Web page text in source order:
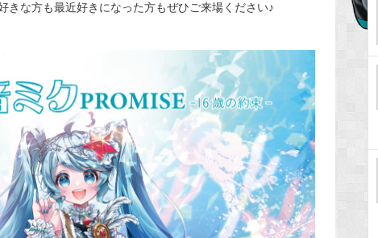
きな方も最近好きになった方もぜひご来場ください♪